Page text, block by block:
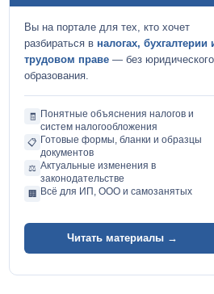
Вы на портале для тех, кто хочет
разбираться в налогах, бухгалтерии
трудовом праве — без юридического
образования.
🧾
Понятные объяснения налогов и
систем налогообложения
📋 Готовые формы, бланки и образцы
документов
⚖️ Актуальные изменения в
законодательстве
🏢 Всё для ИП, ООО и самозанятых
Читать материалы →